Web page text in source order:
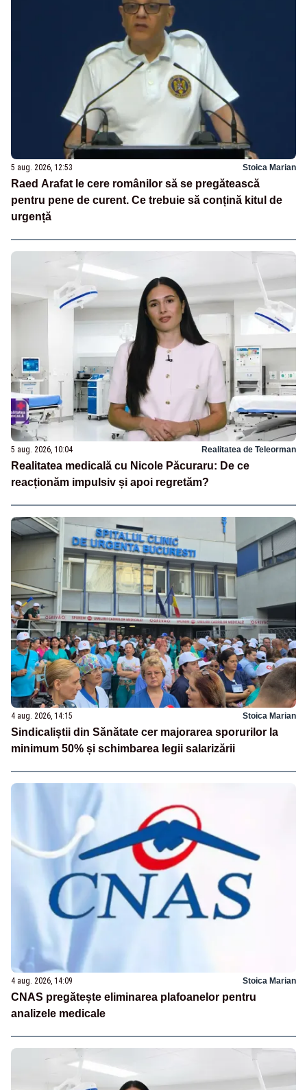
5 aug. 2026, 12:53 Stoica Marian
Raed Arafat le cere românilor să se pregătească
pentru pene de curent. Ce trebuie să conțină kitul de
urgență
5 aug. 2026, 10:04 Realitatea de Teleorman
Realitatea medicală cu Nicole Păcuraru: De ce
reacționăm impulsiv și apoi regretăm?
4 aug. 2026, 14:15 Stoica Marian
Sindicaliștii din Sănătate cer majorarea sporurilor la
minimum 50% și schimbarea legii salarizării
4 aug. 2026, 14:09 Stoica Marian
CNAS pregătește eliminarea plafoanelor pentru
analizele medicale